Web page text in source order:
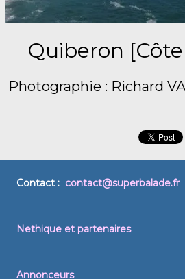
Quiberon
Photographie : Richard
Contact : contact@superbalade.fr
Nethique et partenaires
Annonceurs